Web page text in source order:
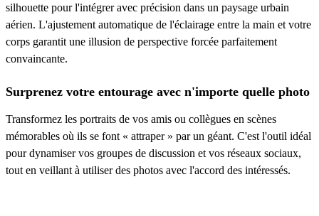
silhouette pour l'intégrer avec précision dans un paysage urbain
aérien. L'ajustement automatique de l'éclairage entre la main et votre
corps garantit une illusion de perspective forcée parfaitement
convaincante.
Surprenez votre entourage avec n'importe quelle photo
Transformez les portraits de vos amis ou collègues en scènes
mémorables où ils se font « attraper » par un géant. C'est l'outil idéal
pour dynamiser vos groupes de discussion et vos réseaux sociaux,
tout en veillant à utiliser des photos avec l'accord des intéressés.